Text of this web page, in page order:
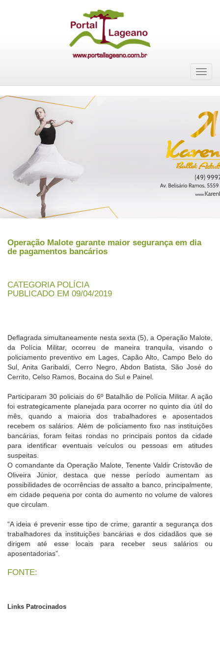
Operação Malote garante maior segurança em dia
de pagamentos bancários
CATEGORIA POLÍCIA
PUBLICADO EM 09/04/2019
Deflagrada simultaneamente nesta sexta (5), a Operação Malote,
da Polícia Militar, ocorreu de maneira tranquila, visando o
policiamento preventivo em Lages, Capão Alto, Campo Belo do
Sul, Anita Garibaldi, Cerro Negro, Abdon Batista, São José do
Cerrito, Celso Ramos, Bocaina do Sul e Painel.
Participaram 30 policiais do 6º Batalhão de Polícia Militar. A ação
foi estrategicamente planejada para ocorrer no quinto dia útil do
mês, quando a maioria dos trabalhadores e aposentados
recebem os salários. Além de policiamento fixo nas instituições
bancárias, foram feitas rondas no principais pontos da cidade
para identificar eventuais veículos ou pessoas em atitudes
suspeitas.
O comandante da Operação Malote, Tenente Valdir Cristovão de
Oliveira Júnior, destaca que nesse período aumentam as
possibilidades de ocorrências de assalto a banco, principalmente,
em cidade pequena por conta do aumento no volume de valores
que circulam.
“A ideia é prevenir esse tipo de crime, garantir a segurança dos
trabalhadores da instituições bancárias e dos cidadãos que se
dirigem até esse locais para receber seus salários ou
aposentadorias”.
FONTE:
Links Patrocinados